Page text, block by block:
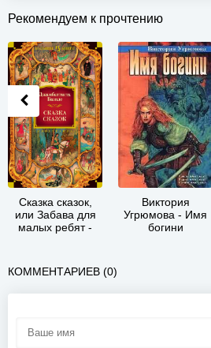
Рекомендуем к прочтению
Сказка сказок,
или Забава для
малых ребят -
Виктория
Угрюмова - Имя
богини
КОММЕНТАРИЕВ (0)